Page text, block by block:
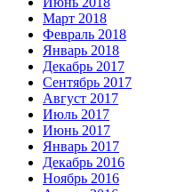
Март 2018
Февраль 2018
Январь 2018
Декабрь 2017
Сентябрь 2017
Август 2017
Июль 2017
Июнь 2017
Январь 2017
Декабрь 2016
Ноябрь 2016